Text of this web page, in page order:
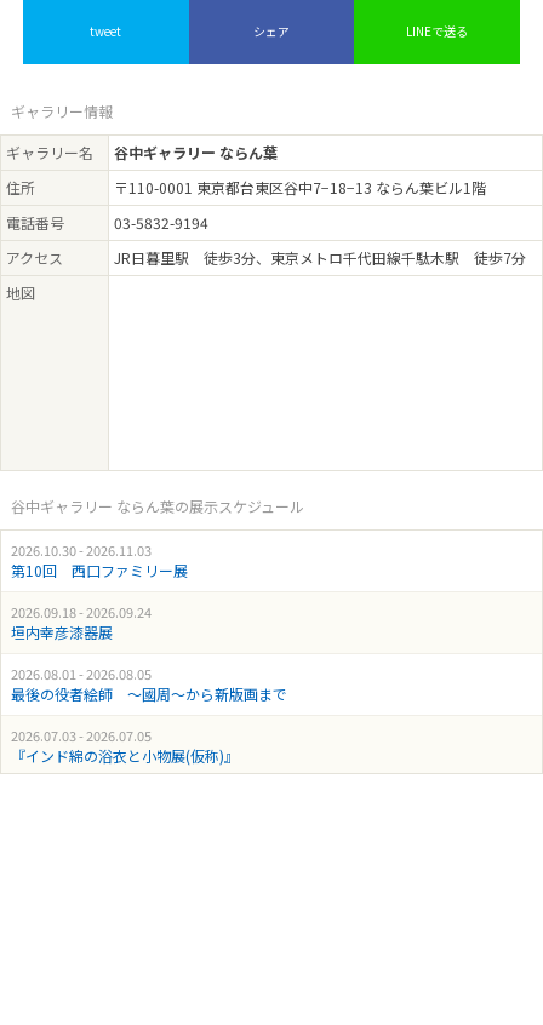
tweet シェア LINEで送る
ギャラリー情報
ギャラリー名
谷中ギャラリー ならん葉
住所
〒110-0001 東京都台東区谷中7−18−13 ならん葉ビル1階
電話番号
03-5832-9194
アクセス
JR日暮里駅 徒歩3分、東京メトロ千代田線千駄木駅 徒歩7分
地図
谷中ギャラリー ならん葉の展示スケジュール
2026.10.30 - 2026.11.03
第10回 西口ファミリー展
2026.09.18 - 2026.09.24
垣内幸彦漆器展
2026.08.01 - 2026.08.05
最後の役者絵師 ～國周～から新版画まで
2026.07.03 - 2026.07.05
『インド綿の浴衣と小物展(仮称)』